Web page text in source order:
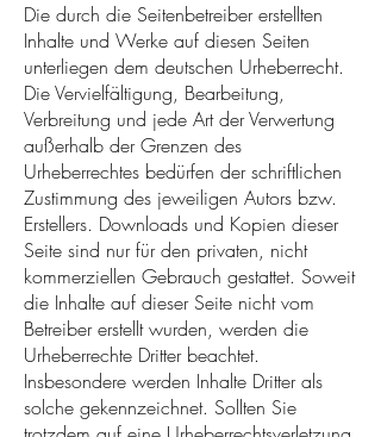
Die durch die Seitenbetreiber erstellten
Inhalte und Werke auf diesen Seiten
unterliegen dem deutschen Urheberrecht.
Die Vervielfältigung, Bearbeitung,
Verbreitung und jede Art der Verwertung
außerhalb der Grenzen des
Urheberrechtes bedürfen der schriftlichen
Zustimmung des jeweiligen Autors bzw.
Erstellers. Downloads und Kopien dieser
Seite sind nur für den privaten, nicht
kommerziellen Gebrauch gestattet. Soweit
die Inhalte auf dieser Seite nicht vom
Betreiber erstellt wurden, werden die
Urheberrechte Dritter beachtet.
Insbesondere werden Inhalte Dritter als
solche gekennzeichnet. Sollten Sie